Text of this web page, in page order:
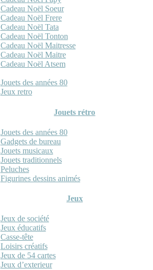
Cadeau Noël Soeur
Cadeau Noël Frere
Cadeau Noël Tata
Cadeau Noël Tonton
Cadeau Noël Maitresse
Cadeau Noël Maitre
Cadeau Noël Atsem
Jouets des années 80
Jeux retro
Jouets rétro
Jouets des années 80
Gadgets de bureau
Jouets musicaux
Jouets traditionnels
Peluches
Figurines dessins animés
Jeux
Jeux de société
Jeux éducatifs
Casse-tête
Loisirs créatifs
Jeux de 54 cartes
Jeux d’exterieur